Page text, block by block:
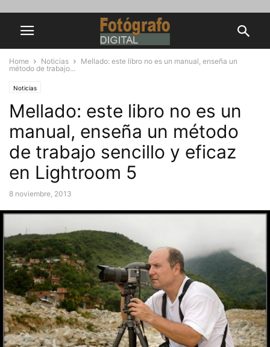
Home Noticias
Mellado: este libro no es un manual, enseña un
método de trabajo...
Noticias
Mellado: este libro no es un
manual, enseña un método
de trabajo sencillo y eficaz
en Lightroom 5
8 noviembre, 2013